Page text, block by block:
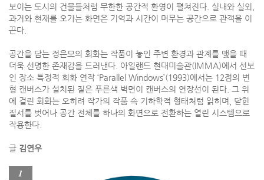
보이는 도시의 건물들처럼 무한한 공간적 환영이 펼쳐진다. 실내와 실외,
과거와 현재를 오가는 화면은 기억과 시간이 머무는 공간으로 관객을 이
끈다.
공간을 담는 정은모의 회화는 작품이 놓인 주변 환경과 관계를 맺을 때
더욱 선명한 존재감을 드러낸다. 아일랜드 현대미술관(IMMA)에서 선보
인 장소 특정적 회화 연작 ‘Parallel Windows’(1993)에서는 12점의 변
형 캔버스가 설치된 짙은 푸른색 벽면이 캔버스의 연장선이 된다. 그 위
에 걸린 회화는 오히려 작가의 작품 속 기하학적 형태처럼 읽히며, 닫힌
질서를 벗어나 공간 전체를 하나의 화면으로 전환하는 열린 시스템으로
작용한다.
글 김연우
1